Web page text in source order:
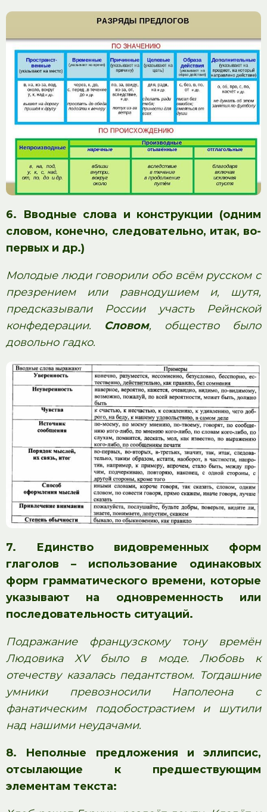
6. Вводные слова и конструкции (одним
словом, конечно, следовательно, итак, во-
первых и др.)
Молодые люди говорили обо всём русском с
презрением или равнодушием и, шутя,
предсказывали России участь Рейнской
конфедерации. Словом, общество было
довольно гадко.
7. Единство видовременных форм
глаголов – использование одинаковых
форм грамматического времени, которые
указывают на одновременность или
последовательность ситуаций.
Подражание французскому тону времён
Людовика XV было в моде. Любовь к
отечеству казалась педантством. Тогдашние
умники превозносили Наполеона с
фанатическим подобострастием и шутили
над нашими неудачами.
8. Неполные предложения и эллипсис,
отсылающие к предшествующим
элементам текста: